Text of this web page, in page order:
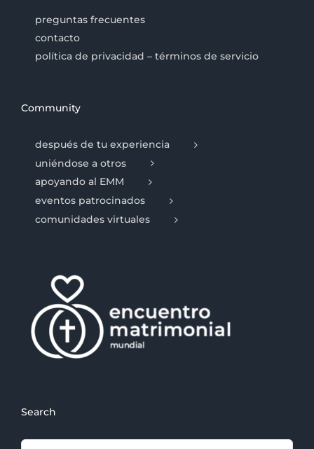
preguntas frecuentes
contacto
política de privacidad – términos de servicio
Community
después de tu experiencia
uniéndose a otros
apoyando al EMM
eventos patrocinados
comunidades virtuales
Search